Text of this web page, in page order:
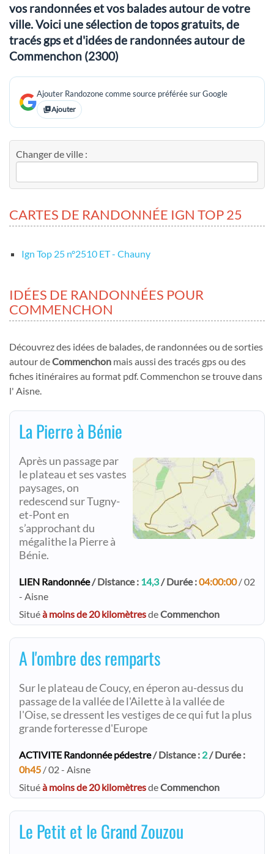
vos randonnées et vos balades autour de votre
ville. Voici une sélection de topos gratuits, de
tracés gps et d'idées de randonnées autour de
Commenchon (2300)
Ajouter Randozone comme source préférée sur Google
Ajouter
Changer de ville :
CARTES DE RANDONNÉE IGN TOP 25
Ign Top 25 nº2510 ET - Chauny
IDÉES DE RANDONNÉES POUR
COMMENCHON
Découvrez des idées de balades, de randonnées ou de sorties
autour deCommenchon mais aussi des tracés gps ou des
fiches itinéraires au format pdf. Commenchon se trouve dans
l' Aisne.
La Pierre à Bénie
Après un passage par
le plateau et ses vastes
paysages, on
redescend sur Tugny-
et-Pont en
s’approchant du
mégalithe la Pierre à
Bénie.
LIEN Randonnée/ Distance : 14,3/ Durée :04:00:00/ 02
- Aisne
Situéà moins de 20 kilomètresdeCommenchon
A l'ombre des remparts
Sur le plateau de Coucy, en éperon au-dessus du
passage de la vallée de l'Ailette à la vallée de
l'Oise, se dressent les vestiges de ce qui fut la plus
grande forteresse d'Europe
ACTIVITE Randonnée pédestre/ Distance : 2/ Durée :
0h45 / 02 - Aisne
Situéà moins de 20 kilomètresdeCommenchon
Le Petit et le Grand Zouzou